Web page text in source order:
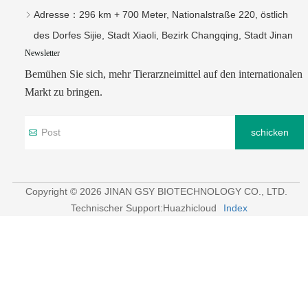
Adresse： 296 km + 700 Meter, Nationalstraße 220, östlich
des Dorfes Sijie, Stadt Xiaoli, Bezirk Changqing, Stadt Jinan
Newsletter
Bemühen Sie sich, mehr Tierarzneimittel auf den internationalen
Markt zu bringen.
schicken
Copyright © 2026 JINAN GSY BIOTECHNOLOGY CO., LTD.
Technischer Support:Huazhicloud
Index